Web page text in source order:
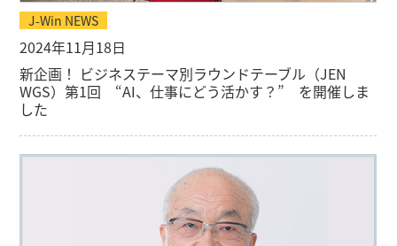
J-Win NEWS
2024年11月18日
新企画！ ビジネステーマ別ラウンドテーブル（JEN
WGS）第1回 “AI、仕事にどう活かす？” を開催しま
した